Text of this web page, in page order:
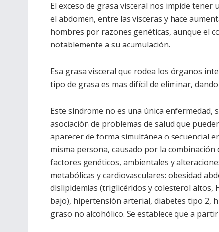
El exceso de grasa visceral nos impide tener
el abdomen, entre las vísceras y hace
hombres por razones genéticas, aunque el
notablemente a su acumulación.
Esa grasa visceral que rodea los órganos
tipo de grasa es mas difícil de eliminar,
Este síndrome no es una única enfermedad,
asociación de problemas de salud que
aparecer de forma simultánea o secuencial
misma persona, causado por la combinación
factores genéticos, ambientales y
metabólicas y cardiovasculares: obesidad
dislipidemias (triglicéridos y colesterol altos,
bajo), hipertensión arterial, diabetes tipo 2,
graso no alcohólico. Se establece que a partir